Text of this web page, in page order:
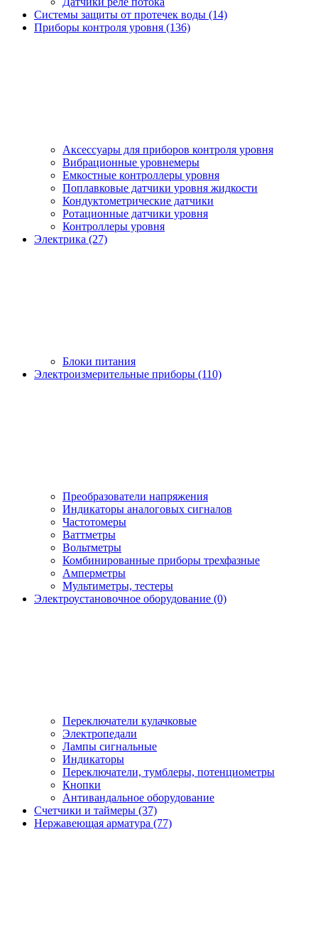
Системы защиты от протечек воды (14)
Приборы контроля уровня (136)
Аксессуары для приборов контроля уровня
Вибрационные уровнемеры
Емкостные контроллеры уровня
Поплавковые датчики уровня жидкости
Кондуктометрические датчики
Ротационные датчики уровня
Контроллеры уровня
Электрика (27)
Блоки питания
Электроизмерительные приборы (110)
Преобразователи напряжения
Индикаторы аналоговых сигналов
Частотомеры
Ваттметры
Вольтметры
Комбинированные приборы трехфазные
Амперметры
Мультиметры, тестеры
Электроустановочное оборудование (0)
Переключатели кулачковые
Электропедали
Лампы сигнальные
Индикаторы
Переключатели, тумблеры, потенциометры
Кнопки
Антивандальное оборудование
Счетчики и таймеры (37)
Нержавеющая арматура (77)